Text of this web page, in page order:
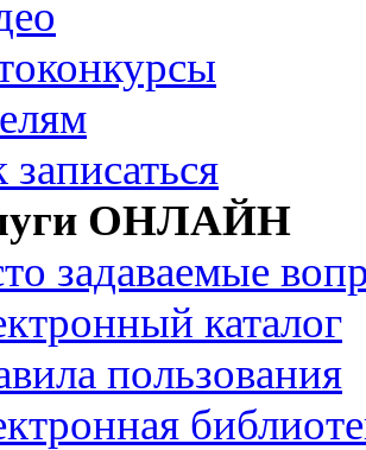
записаться
ОНЛАЙН
задаваемые
каталог
пользования